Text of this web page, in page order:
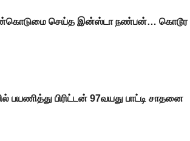
செய்த இன்ஸ்டா நண்பன்… கொடூர
பயணித்து பிரிட்டன் 97வயது பாட்டி சாதனை